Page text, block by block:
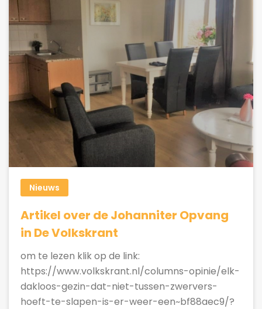
Nieuws
Artikel over de Johanniter Opvang
in De Volkskrant
om te lezen klik op de link:
https://www.volkskrant.nl/columns-opinie/elk-
dakloos-gezin-dat-niet-tussen-zwervers-
hoeft-te-slapen-is-er-weer-een~bf88aec9/?